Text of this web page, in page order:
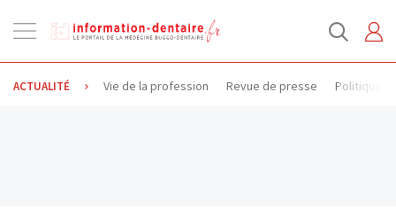
la
navigation
ACTUALITÉ Vie de la profession Revue de presse Politique